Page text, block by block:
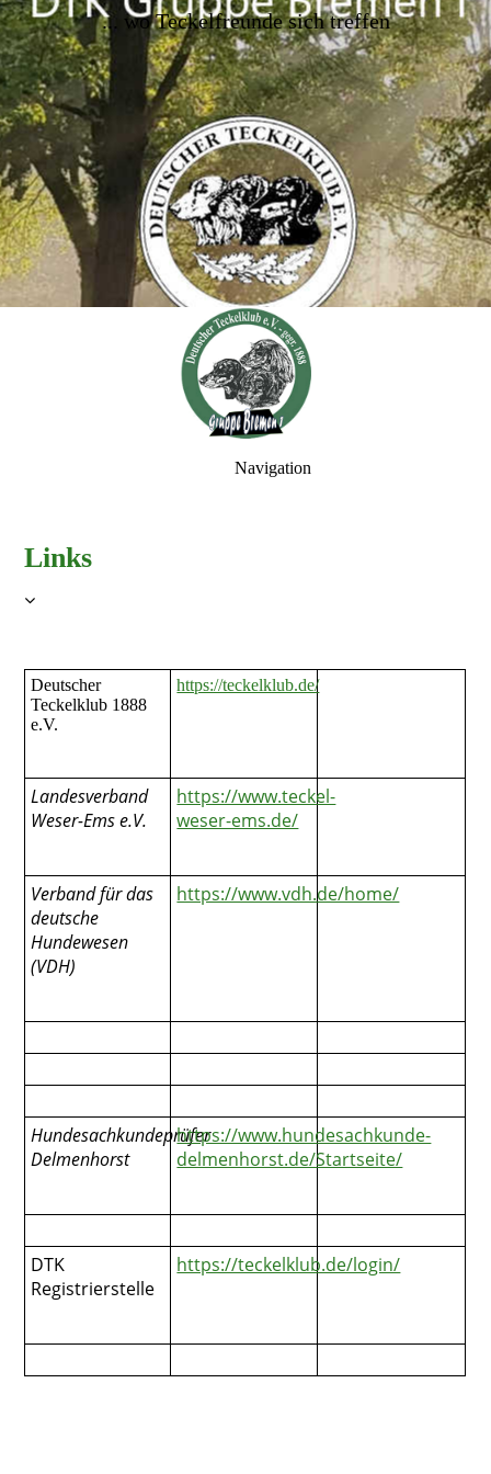
... wo Teckelfreunde sich treffen
Navigation
Links
Deutscher
Teckelklub 1888
e.V.
https://teckelklub.de/
Landesverband
Weser-Ems e.V.
https://www.teckel-
weser-ems.de/
Verband für das
deutsche
Hundewesen
(VDH)
https://www.vdh.de/home/
Hundesachkundeprüfer
Delmenhorst
https://www.hundesachkunde-
delmenhorst.de/Startseite/
DTK
Registrierstelle
https://teckelklub.de/login/